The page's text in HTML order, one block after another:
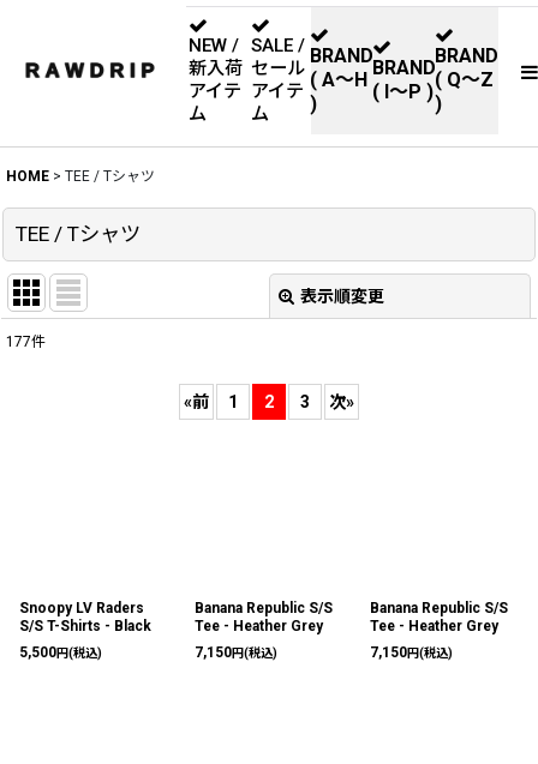
NEW /
新入荷
アイテ
ム
SALE /
セール
アイテ
ム
BRAND
( A〜H
)
BRAND
( I〜P )
BRAND
( Q〜Z
)
HOME > TEE / Tシャツ
TEE / Tシャツ
表示順変更
177件
«前 1 2 3 次»
Snoopy LV Raders
S/S T-Shirts - Black
5,500円(税込)
Banana Republic S/S
Tee - Heather Grey
7,150円(税込)
Banana Republic S/S
Tee - Heather Grey
7,150円(税込)